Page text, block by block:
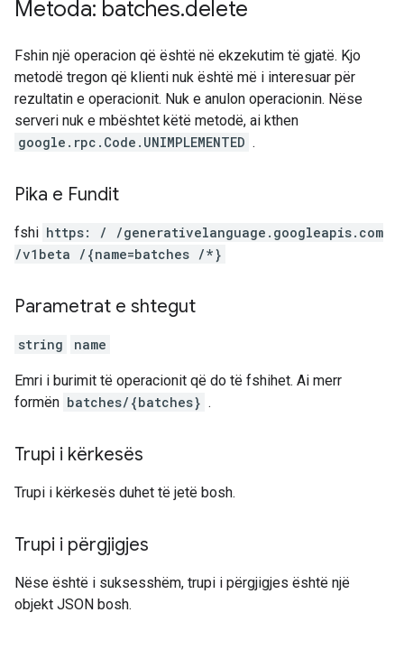
Metoda: batches.delete
Fshin një operacion që është në ekzekutim të gjatë. Kjo
metodë tregon që klienti nuk është më i interesuar për
rezultatin e operacionit. Nuk e anulon operacionin. Nëse
serveri nuk e mbështet këtë metodë, ai kthen
google.rpc.Code.UNIMPLEMENTED .
Pika e Fundit
fshi https: / /generativelanguage.googleapis.com
/v1beta /{name=batches /*}
Parametrat e shtegut
string name
Emri i burimit të operacionit që do të fshihet. Ai merr
formën batches/{batches} .
Trupi i kërkesës
Trupi i kërkesës duhet të jetë bosh.
Trupi i përgjigjes
Nëse është i suksesshëm, trupi i përgjigjes është një
objekt JSON bosh.